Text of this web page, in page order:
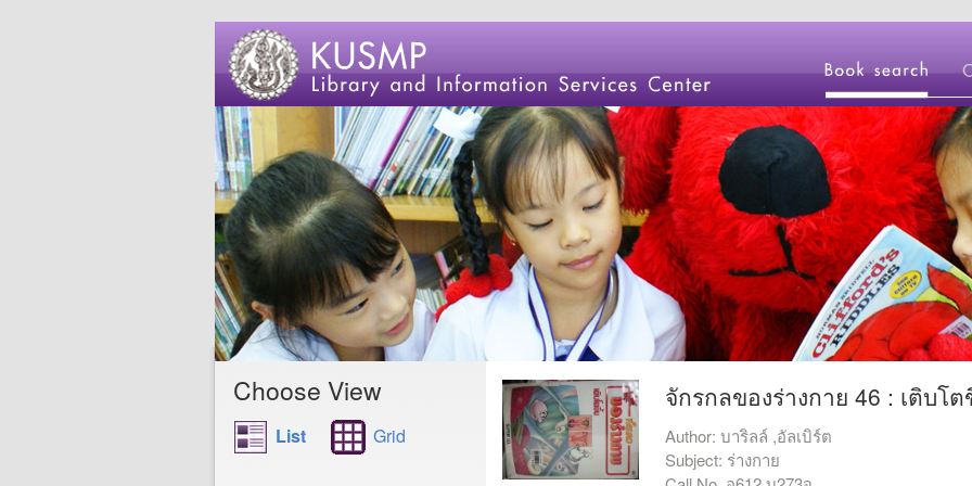
Choose View
List Grid
จักรกลของร่างกาย 46 : เติบโ
Author: บาริลล์ ,อัลเบิร์ต
Subject: ร่างกาย